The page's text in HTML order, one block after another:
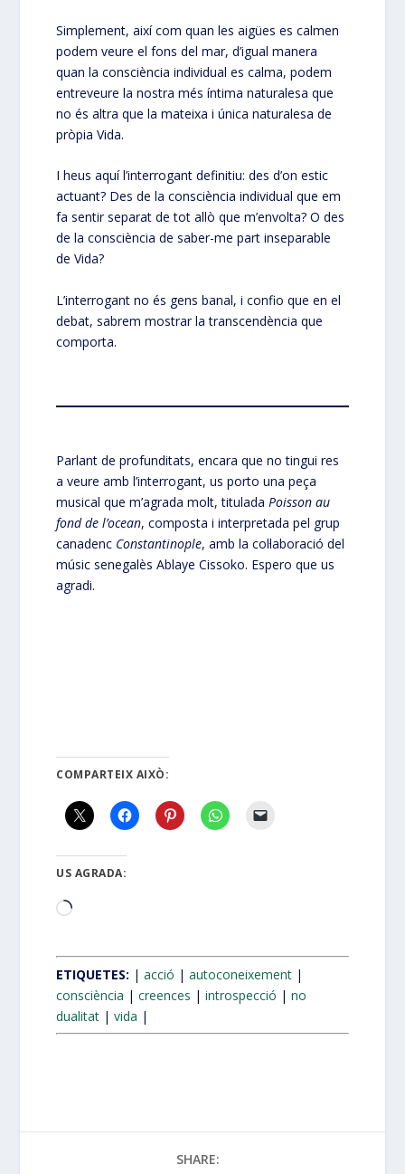
Simplement, així com quan les aigües es calmen
podem veure el fons del mar, d’igual manera
quan la consciència individual es calma, podem
entreveure la nostra més íntima naturalesa que
no és altra que la mateixa i única naturalesa de
pròpia Vida.
I heus aquí l’interrogant definitiu: des d’on estic
actuant? Des de la consciència individual que em
fa sentir separat de tot allò que m’envolta? O des
de la consciència de saber-me part inseparable
de Vida?
L’interrogant no és gens banal, i confio que en el
debat, sabrem mostrar la transcendència que
comporta.
Parlant de profunditats, encara que no tingui res
a veure amb l’interrogant, us porto una peça
musical que m’agrada molt, tituladaPoisson au
fond de l’ocean, composta i interpretada pel grup
canadenc Constantinople, amb la col·laboració del
músic senegalès Ablaye Cissoko. Espero que us
agradi.
COMPARTEIX AIXÒ:
US AGRADA:
S'està
ETIQUETES: |acció |autoconeixement |
consciència |creences |introspecció |no
dualitat |vida |
SHARE: